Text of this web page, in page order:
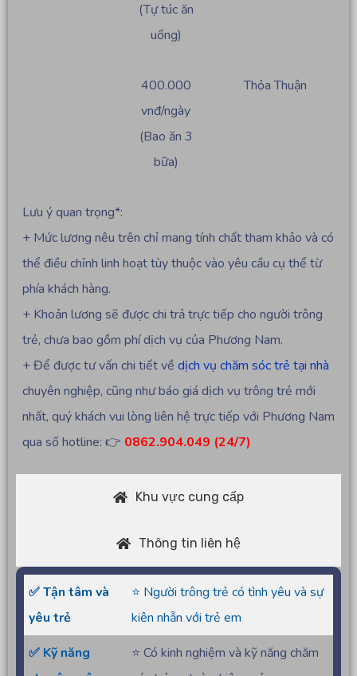
(Tự túc ăn
uống)
400.000
vnđ/ngày
(Bao ăn 3
bữa)
Thỏa Thuận
Lưu ý quan trọng*:
+ Mức lương nêu trên chỉ mang tính chất tham khảo và có
thể điều chỉnh linh hoạt tùy thuộc vào yêu cầu cụ thể từ
phía khách hàng.
+ Khoản lương sẽ được chi trả trực tiếp cho người trông
trẻ, chưa bao gồm phí dịch vụ của Phương Nam.
+ Để được tư vấn chi tiết về dịch vụ chăm sóc trẻ tại nhà
chuyên nghiệp, cũng như báo giá dịch vụ trông trẻ mới
nhất, quý khách vui lòng liên hệ trực tiếp với Phương Nam
qua số hotline: 👉 0862.904.049 (24/7)
Khu vực cung cấp
Thông tin liên hệ
✅ Tận tâm và
yêu trẻ
⭐ Người trông trẻ có tình yêu và sự
kiên nhẫn với trẻ em
✅ Kỹ năng
⭐ Có kinh nghiệm và kỹ năng chăm